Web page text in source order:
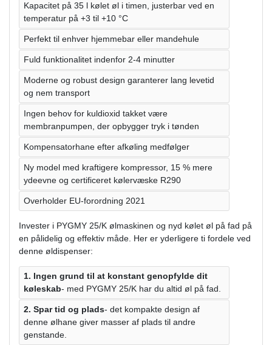
Kapacitet på 35 l kølet øl i timen, justerbar ved en
temperatur på +3 til +10 °C
Perfekt til enhver hjemmebar eller mandehule
Fuld funktionalitet indenfor 2-4 minutter
Moderne og robust design garanterer lang levetid
og nem transport
Ingen behov for kuldioxid takket være
membranpumpen, der opbygger tryk i tønden
Kompensatorhane efter afkøling medfølger
Ny model med kraftigere kompressor, 15 % mere
ydeevne og certificeret kølervæske R290
Overholder EU-forordning 2021
Invester i PYGMY 25/K ølmaskinen og nyd kølet øl på fad på
en pålidelig og effektiv måde. Her er yderligere ti fordele ved
denne øldispenser:
1. Ingen grund til at konstant genopfylde dit
køleskab- med PYGMY 25/K har du altid øl på fad.
2. Spar tid og plads- det kompakte design af
denne ølhane giver masser af plads til andre
genstande.